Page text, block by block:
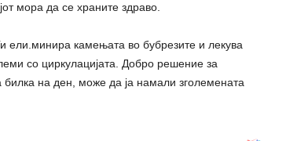
мора да се храните здраво.
ели.минира камењата во бубрезите и лекува
со циркулацијата. Добро решение за
на ден, може да ја намали зголемената